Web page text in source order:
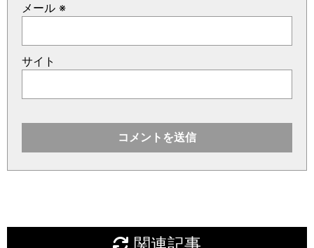
メール ※
サイト
関連記事